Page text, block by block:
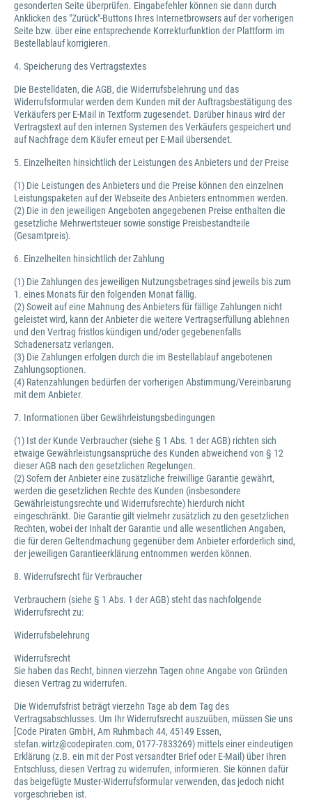
gesonderten Seite überprüfen. Eingabefehler können sie dann durch
Anklicken des "Zurück"-Buttons Ihres Internetbrowsers auf der vorherigen
Seite bzw. über eine entsprechende Korrekturfunktion der Plattform im
Bestellablauf korrigieren.
4. Speicherung des Vertragstextes
Die Bestelldaten, die AGB, die Widerrufsbelehrung und das
Widerrufsformular werden dem Kunden mit der Auftragsbestätigung des
Verkäufers per E-Mail in Textform zugesendet. Darüber hinaus wird der
Vertragstext auf den internen Systemen des Verkäufers gespeichert und
auf Nachfrage dem Käufer erneut per E-Mail übersendet.
5. Einzelheiten hinsichtlich der Leistungen des Anbieters und der Preise
(1) Die Leistungen des Anbieters und die Preise können den einzelnen
Leistungspaketen auf der Webseite des Anbieters entnommen werden.
(2) Die in den jeweiligen Angeboten angegebenen Preise enthalten die
gesetzliche Mehrwertsteuer sowie sonstige Preisbestandteile
(Gesamtpreis).
6. Einzelheiten hinsichtlich der Zahlung
(1) Die Zahlungen des jeweiligen Nutzungsbetrages sind jeweils bis zum
1. eines Monats für den folgenden Monat fällig.
(2) Soweit auf eine Mahnung des Anbieters für fällige Zahlungen nicht
geleistet wird, kann der Anbieter die weitere Vertragserfüllung ablehnen
und den Vertrag fristlos kündigen und/oder gegebenenfalls
Schadenersatz verlangen.
(3) Die Zahlungen erfolgen durch die im Bestellablauf angebotenen
Zahlungsoptionen.
(4) Ratenzahlungen bedürfen der vorherigen Abstimmung/Vereinbarung
mit dem Anbieter.
7. Informationen über Gewährleistungsbedingungen
(1) Ist der Kunde Verbraucher (siehe § 1 Abs. 1 der AGB) richten sich
etwaige Gewährleistungsansprüche des Kunden abweichend von § 12
dieser AGB nach den gesetzlichen Regelungen.
(2) Sofern der Anbieter eine zusätzliche freiwillige Garantie gewährt,
werden die gesetzlichen Rechte des Kunden (insbesondere
Gewährleistungsrechte und Widerrufsrechte) hierdurch nicht
eingeschränkt. Die Garantie gilt vielmehr zusätzlich zu den gesetzlichen
Rechten, wobei der Inhalt der Garantie und alle wesentlichen Angaben,
die für deren Geltendmachung gegenüber dem Anbieter erforderlich sind,
der jeweiligen Garantieerklärung entnommen werden können.
8. Widerrufsrecht für Verbraucher
Verbrauchern (siehe § 1 Abs. 1 der AGB) steht das nachfolgende
Widerrufsrecht zu:
Widerrufsbelehrung
Widerrufsrecht
Sie haben das Recht, binnen vierzehn Tagen ohne Angabe von Gründen
diesen Vertrag zu widerrufen.
Die Widerrufsfrist beträgt vierzehn Tage ab dem Tag des
Vertragsabschlusses. Um Ihr Widerrufsrecht auszuüben, müssen Sie uns
[Code Piraten GmbH, Am Ruhmbach 44, 45149 Essen,
stefan.wirtz@codepiraten.com, 0177-7833269) mittels einer eindeutigen
Erklärung (z.B. ein mit der Post versandter Brief oder E-Mail) über Ihren
Entschluss, diesen Vertrag zu widerrufen, informieren. Sie können dafür
das beigefügte Muster-Widerrufsformular verwenden, das jedoch nicht
vorgeschrieben ist.